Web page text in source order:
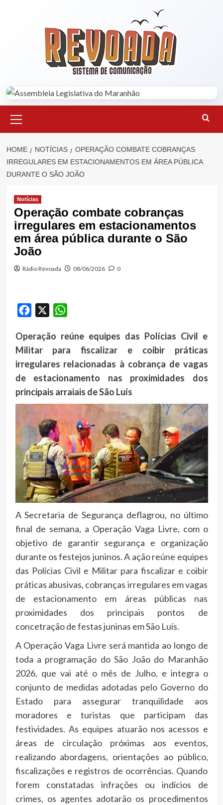
Menu
HOME NOTÍCIAS
OPERAÇÃO COMBATE COBRANÇAS
IRREGULARES EM ESTACIONAMENTOS EM ÁREA PÚBLICA
DURANTE O SÃO JOÃO
Notícias
Operação combate cobranças
irregulares em estacionamentos
em área pública durante o São
João
Rádio Revoada 08/06/2026 0
Facebook
Operação reúne equipes das Polícias Civil e
Militar para fiscalizar e coibir práticas
irregulares relacionadas à cobrança de vagas
de estacionamento nas proximidades dos
principais arraiais de São Luís
A Secretaria de Segurança deflagrou, no último
final de semana, a Operação Vaga Livre, com o
objetivo de garantir segurança e organização
durante os festejos juninos. A ação reúne equipes
das Polícias Civil e Militar para fiscalizar e coibir
práticas abusivas, cobranças irregulares em vagas
de estacionamento em áreas públicas nas
proximidades dos principais pontos de
concetração de festas juninas em São Luís.
A Operação Vaga Livre será mantida ao longo de
toda a programação do São João do Maranhão
2026, que vai até o mês de Julho, e integra o
conjunto de medidas adotadas pelo Governo do
Estado para assegurar tranquilidade aos
moradores e turistas que participam das
festividades. As equipes atuarão nos acessos e
áreas de circulação próximas aos eventos,
realizando abordagens, orientações ao público,
fiscalizações e registros de ocorrências. Quando
forem constatadas infrações ou indícios de
crimes, os agentes adotarão os procedimentos